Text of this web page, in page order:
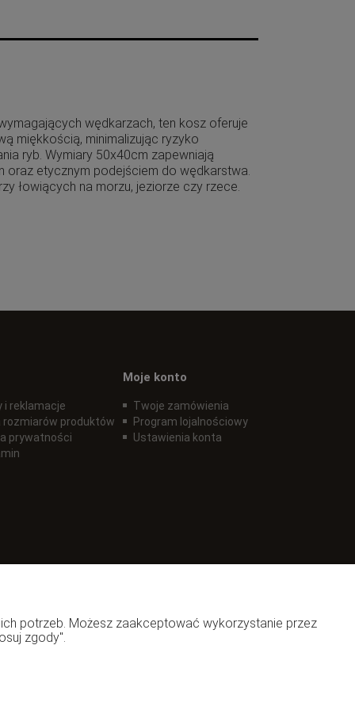
wędkarzach, ten kosz oferuje
miękkością, minimalizując ryzyko
ryb. Wymiary 50x40cm zapewniają
oraz etycznym podejściem do wędkarstwa.
łowiących na morzu, jeziorze czy rzece.
i reklamacje
rozmiarów produktów
prywatności
Moje konto
Twoje zamówienia
Program lojalnościowy
Ustawienia konta
potrzeb. Możesz zaakceptować wykorzystanie przez
zgody".